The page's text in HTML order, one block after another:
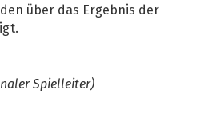
über das Ergebnis der
Spielleiter)